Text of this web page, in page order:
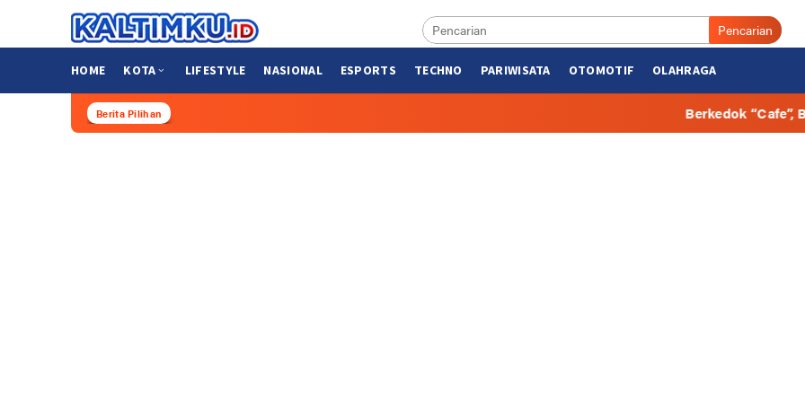
konten
Pencarian
HOME KOTA LIFESTYLE NASIONAL ESPORTS TECHNO PARIWISATA OTOMOTIF OLAHRAGA
Berita Pilihan Berkedok “Cafe”, Beberapa Hunian